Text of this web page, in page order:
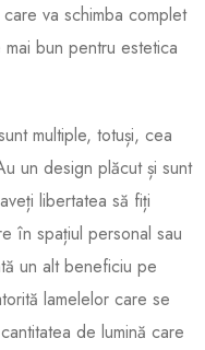
va schimba complet
bun pentru estetica
multiple, totuși, cea
un design plăcut și sunt
libertatea să fiți
în spațiul personal sau
un alt beneficiu pe
lamelelor care se
de lumină care